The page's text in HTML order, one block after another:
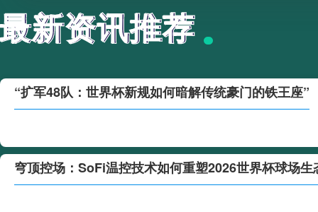
最新资讯推荐
新资讯推荐
“扩军48队：世界杯新规如何暗解传统豪门的铁王座”
穹顶控场：SoFi温控技术如何重塑2026世界杯球场生